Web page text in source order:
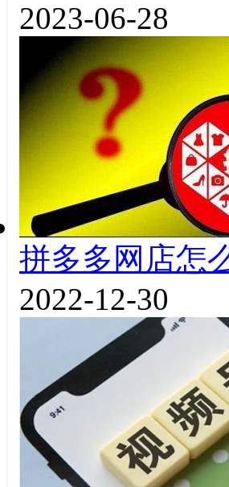
2023-06-28
拼多多网店怎
2022-12-30